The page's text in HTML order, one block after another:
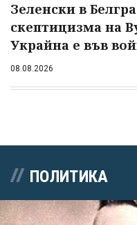
Зеленски в
скептицизма на
Украйна е във
08.08.2026
ПОЛИТИКА